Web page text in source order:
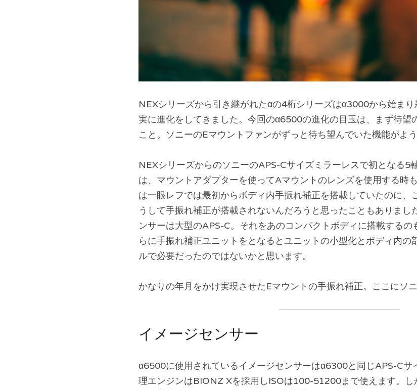
NEXシリーズから引き継がれたαの4桁シリーズはα3000から始ま
実に進化をしてきました。今回のα6500の進化の目玉は、まず待望
こと。ソニーのEマウントファンがずっと待ち望んでいた機能がよ
NEXシリーズからのソニーのAPS-Cサイズミラーレスで初となる5
は、マウントアダプターを使ってAマウントのレンズを使用する時
は一眼レフでは最初からボディ内手振れ補正を搭載していたのに、
うして手振れ補正が搭載されないんだろうと思ったこともありまし
ンサーは大型のAPS-C。それをあのコンパクトボディに搭載するの
らに手振れ補正ユニットをとなるとユニットの小型化とボディ内の
ルで必要だったのではないかと思います。
かなりの年月をかけ実現させたEマウントの手振れ補正。ここにソ
イメージセンサー
α6500に使用されているイメージセンサーはα6300と同じAPS-C
理エンジンはBIONZ Xを採用しISOは100-51200まで使えます。